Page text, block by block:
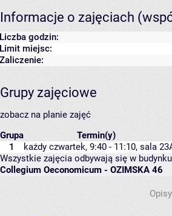
Informacje o zajęciach
Liczba godzin:
Limit miejsc:
Zaliczenie:
Grupy zajęciowe
zobacz na planie zajęć
Grupa
Termin(y)
1
każdy czwartek, 9:40 - 11:10, sala 23
Wszystkie zajęcia odbywają się w
Collegium Oeconomicum - OZIMSKA 46